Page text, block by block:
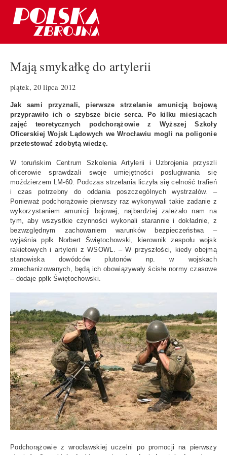
Mają smykałkę do artylerii
piątek, 20 lipca 2012
Jak sami przyznali, pierwsze strzelanie amunicją bojową
przyprawiło ich o szybsze bicie serca. Po kilku miesiącach
zajęć teoretycznych podchorążowie z Wyższej Szkoły
Oficerskiej Wojsk Lądowych we Wrocławiu mogli na poligonie
przetestować zdobytą wiedzę.
W toruńskim Centrum Szkolenia Artylerii i Uzbrojenia przyszli
oficerowie sprawdzali swoje umiejętności posługiwania się
moździerzem LM-60. Podczas strzelania liczyła się celność trafień
i czas potrzebny do oddania poszczególnych wystrzałów. –
Ponieważ podchorążowie pierwszy raz wykonywali takie zadanie z
wykorzystaniem amunicji bojowej, najbardziej zależało nam na
tym, aby wszystkie czynności wykonali starannie i dokładnie, z
bezwzględnym zachowaniem warunków bezpieczeństwa –
wyjaśnia ppłk Norbert Świętochowski, kierownik zespołu wojsk
rakietowych i artylerii z WSOWL. – W przyszłości, kiedy obejmą
stanowiska dowódców plutonów np. w wojskach
zmechanizowanych, będą ich obowiązywały ścisłe normy czasowe
– dodaje ppłk Świętochowski.
Podchorążowie z wrocławskiej uczelni po promocji na pierwszy